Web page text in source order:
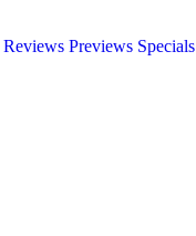
Reviews Previews Specials